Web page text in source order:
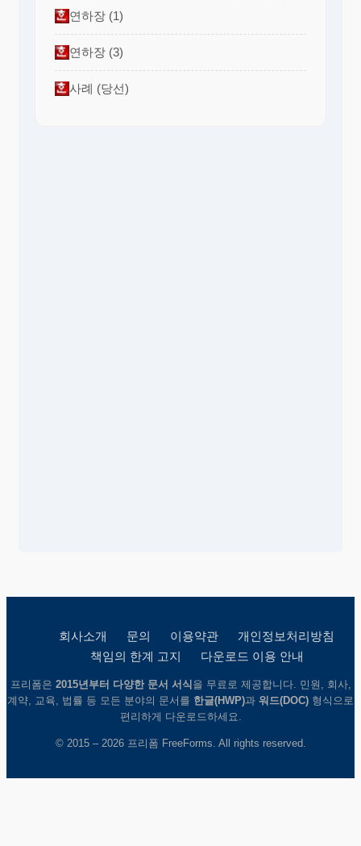
연하장 (1)
연하장 (3)
사례 (당선)
회사소개 문의 이용약관
개인정보처리방침
책임의 한계 고지
다운로드 이용 안내
프리폼은 2015년부터 다양한 문서 서식 을 무료로 제공합니다. 민원, 회사,
계약, 교육, 법률 등 모든 분야의 문서를 한글(HWP)과 워드(DOC) 형식으로
편리하게 다운로드하세요.
© 2015 – 2026 프리폼 FreeForms. All rights reserved.